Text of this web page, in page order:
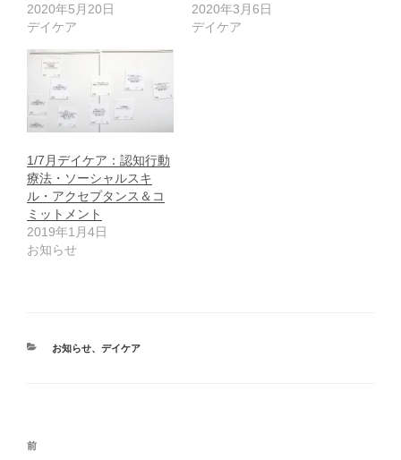
2020年5月20日
デイケア
2020年3月6日
デイケア
1/7月デイケア：認知行動
療法・ソーシャルスキ
ル・アクセプタンス＆コ
ミットメント
2019年1月4日
お知らせ
カ
お知らせ、 デイケア
投
前
前